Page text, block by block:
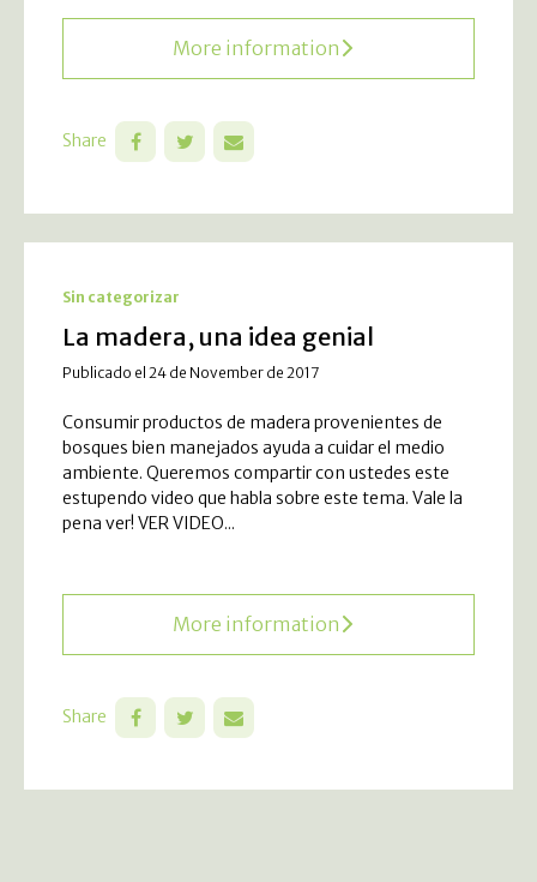
More information
Share
Sin categorizar
La madera, una idea genial
Publicado el 24 de November de 2017
Consumir productos de madera provenientes de
bosques bien manejados ayuda a cuidar el medio
ambiente. Queremos compartir con ustedes este
estupendo video que habla sobre este tema. Vale la
pena ver! VER VIDEO...
More information
Share